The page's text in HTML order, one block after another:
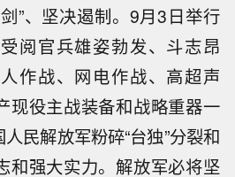
”、坚决遏制。9月3日举行
阅官兵雄姿勃发、斗志昂
作战、网电作战、高超声
现役主战装备和战略重器一
民解放军粉碎“台独”分裂和
和强大实力。解放军必将坚